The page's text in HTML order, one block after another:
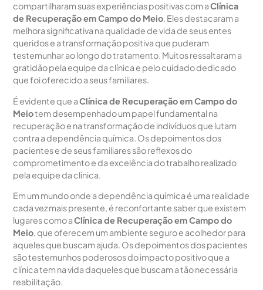
compartilharam suas experiências positivas com aClínica
de Recuperação em Campo do Meio. Eles destacaram a
melhora significativa na qualidade de vida de seus entes
queridos e a transformação positiva que puderam
testemunhar ao longo do tratamento. Muitos ressaltaram a
gratidão pela equipe da clínica e pelo cuidado dedicado
que foi oferecido a seus familiares.
É evidente que aClínica de Recuperação em Campo do
Meiotem desempenhado um papel fundamental na
recuperação e na transformação de indivíduos que lutam
contra a dependência química. Os depoimentos dos
pacientes e de seus familiares são reflexos do
comprometimento e da excelência do trabalho realizado
pela equipe da clínica.
Em um mundo onde a dependência química é uma realidade
cada vez mais presente, é reconfortante saber que existem
lugares como aClínica de Recuperação em Campo do
Meio, que oferecem um ambiente seguro e acolhedor para
aqueles que buscam ajuda. Os depoimentos dos pacientes
são testemunhos poderosos do impacto positivo que a
clínica tem na vida daqueles que buscam a tão necessária
reabilitação.